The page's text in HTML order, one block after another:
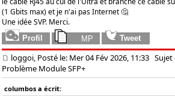
(1 Gbits max) et je n'ai pas Internet 🤔
Une idée SVP. Merci.
loggoi, Posté le: Mer 04 Fév 2026, 11:33 Sujet
Problème Module SFP+
columbos a écrit: